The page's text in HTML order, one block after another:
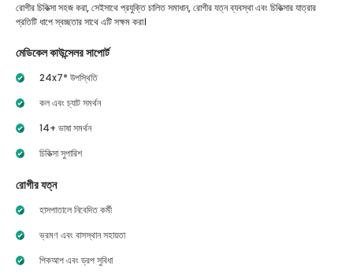
রোগীর চিকিত্সা সহজ করা, সেইসাথে প্রযুক্তি চালিত সমাধান, রোগীর যত্ন ব্যবস্থা এবং চিকিত্সার যাত্রার
প্রতিটি ধাপে স্বচ্ছতার সাথে এটি সক্ষম করা।
মেডিকেল কাউন্সেলর সাপোর্ট
24x7* উপস্থিতি
কল এবং চ্যাট সমর্থন
14+ ভাষা সমর্থন
চিকিত্সা সুপারিশ
রোগীর যত্ন
হাসপাতালে নিবেদিত কর্মী
ভ্রমণ এবং বাসস্থান সহায়তা
পিকআপ এবং ড্রপ সুবিধা